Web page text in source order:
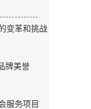
变革和挑战
牌美誉
服务项目